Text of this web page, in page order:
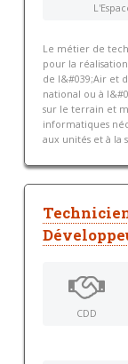
Le métier de
pour la
de l&#039;Air et
national ou à
sur le terrain et
informatiques
aux unités et à la
CDD